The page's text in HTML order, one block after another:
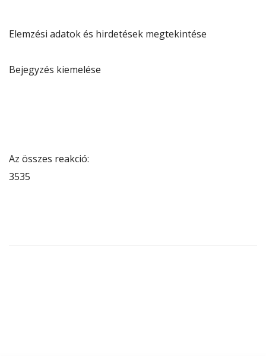
Elemzési adatok és hirdetések megtekintése
Bejegyzés kiemelése
Az összes reakció:
3535